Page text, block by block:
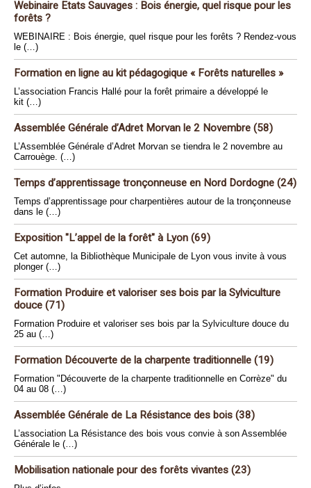
Webinaire Etats Sauvages : Bois énergie, quel risque pour les
forêts ?
WEBINAIRE : Bois énergie, quel risque pour les forêts ? Rendez-vous
le (…)
Formation en ligne au kit pédagogique « Forêts naturelles »
L’association Francis Hallé pour la forêt primaire a développé le
kit (…)
Assemblée Générale d’Adret Morvan le 2 Novembre (58)
L’Assemblée Générale d’Adret Morvan se tiendra le 2 novembre au
Carrouège. (…)
Temps d’apprentissage tronçonneuse en Nord Dordogne (24)
Temps d’apprentissage pour charpentières autour de la tronçonneuse
dans le (…)
Exposition "L’appel de la forêt" à Lyon (69)
Cet automne, la Bibliothèque Municipale de Lyon vous invite à vous
plonger (…)
Formation Produire et valoriser ses bois par la Sylviculture
douce (71)
Formation Produire et valoriser ses bois par la Sylviculture douce du
25 au (…)
Formation Découverte de la charpente traditionnelle (19)
Formation "Découverte de la charpente traditionnelle en Corrèze" du
04 au 08 (…)
Assemblée Générale de La Résistance des bois (38)
L’association La Résistance des bois vous convie à son Assemblée
Générale le (…)
Mobilisation nationale pour des forêts vivantes (23)